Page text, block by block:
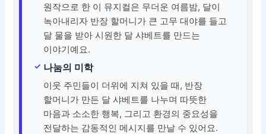
원작으로 한 이 뮤지컬은 무더운 여름밤, 달이
녹아내리자 반장 할머니가 큰 고무 대야를 들고
달 물을 받아 시원한 달 샤베트를 만드는
이야기예요.
나눔의 미학
이웃 주민들이 더위에 지쳐 있을 때, 반장
할머니가 만든 달 샤베트를 나누며 따뜻한
마음과 소소한 행복, 그리고 환경의 중요성을
전달하는 감동적인 메시지를 만날 수 있어요.